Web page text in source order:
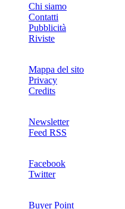
Chi siamo
Contatti
Pubblicità
Riviste
Mappa del sito
Privacy
Credits
Newsletter
Feed RSS
Facebook
Twitter
Buyer Point